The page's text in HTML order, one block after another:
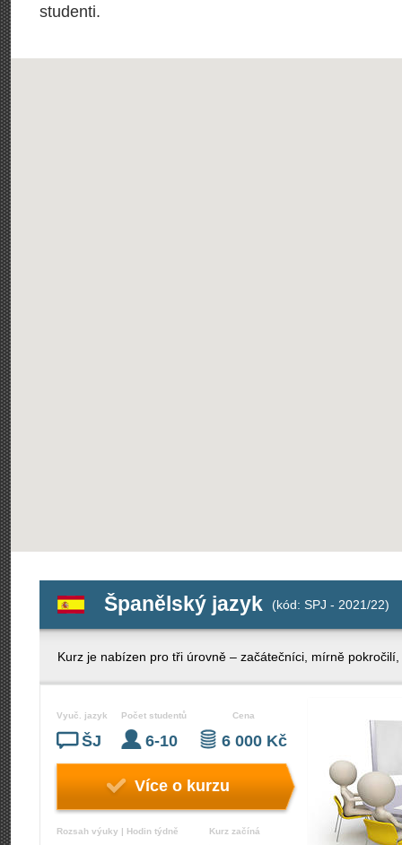
studenti.
Španělský jazyk (kód: SPJ - 2021/22)
Kurz je nabízen pro tři úrovně – začátečníci, mírně
Vyuč. jazyk
ŠJ
Počet studentů
6-10
Cena
6 000 Kč
Více o kurzu
Rozsah výuky | Hodin týdně Kurz začíná